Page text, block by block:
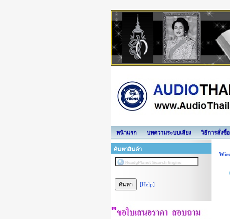
หน้าแรก บทความระบบเสียง วิธีการสั่งซื้
ค้นหาสินค้า
[Help]